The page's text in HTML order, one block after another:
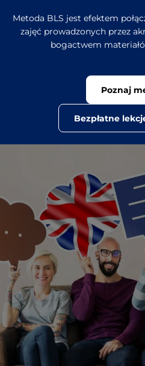
Metoda BLS jest efektem
zajęć prowadzonych przez
bogactwem
Poznaj
Bezpłatne